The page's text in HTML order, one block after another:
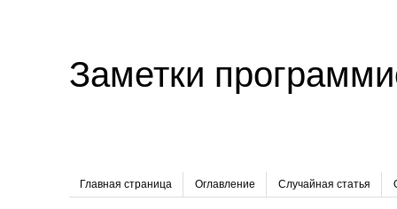
Заметки
Главная страница Оглавление Случайная статья